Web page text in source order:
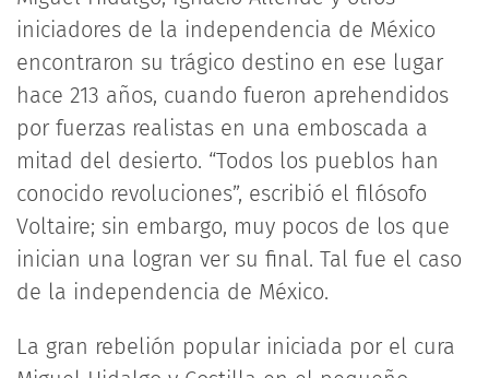
iniciadores de la independencia de México
encontraron su trágico destino en ese lugar
hace 213 años, cuando fueron aprehendidos
por fuerzas realistas en una emboscada a
mitad del desierto. “Todos los pueblos han
conocido revoluciones”, escribió el filósofo
Voltaire; sin embargo, muy pocos de los que
inician una logran ver su final. Tal fue el caso
de la independencia de México.
La gran rebelión popular iniciada por el cura